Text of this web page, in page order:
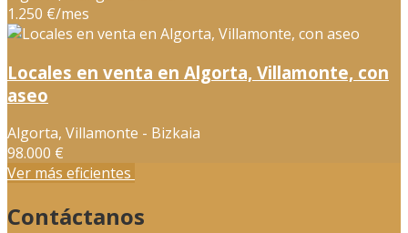
1.250 €/mes
Locales en venta en Algorta, Villamonte, con
aseo
Algorta, Villamonte - Bizkaia
98.000 €
Ver más eficientes
Contáctanos